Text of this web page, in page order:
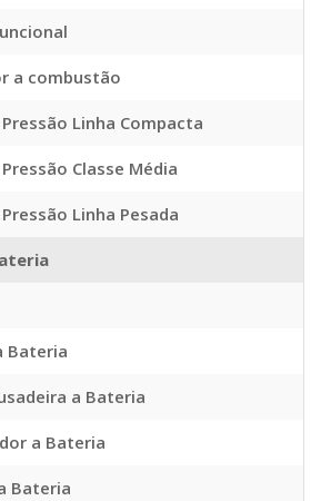
a combustão
Linha Compacta
Classe Média
Linha Pesada
Bateria
a Bateria
a Bateria
Bateria